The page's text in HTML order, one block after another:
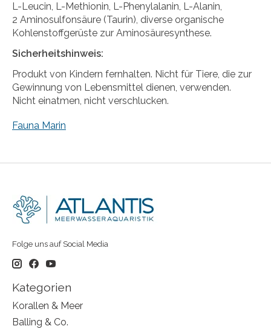
L-Leucin, L-Methionin, L-Phenylalanin, L-Alanin,
2 Aminosulfonsäure (Taurin), diverse organische
Kohlenstoffgerüste zur Aminosäuresynthese.
Sicherheitshinweis:
Produkt von Kindern fernhalten. Nicht für Tiere, die zur
Gewinnung von Lebensmittel dienen, verwenden.
Nicht einatmen, nicht verschlucken.
Fauna Marin
Folge uns auf Social Media
Kategorien
Korallen & Meer
Balling & Co.